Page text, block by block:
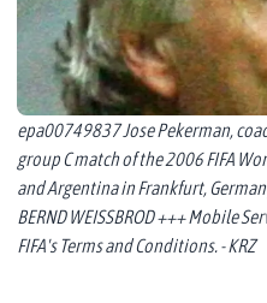
epa00749837 Jose Pekerman,
group C match of the 2006 FIFA
and Argentina in Frankfurt,
BERND WEISSBROD +++ Mobile
FIFA's Terms and Conditions. - KRZ